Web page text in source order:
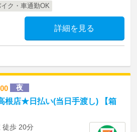
イク・車通勤OK
詳細を見る
夜
根店★日払い(当日手渡し) 【箱
徒歩 20分